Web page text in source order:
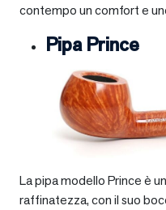
contempo un comfort e
Pipa Prince
La pipa modello Prince è
raffinatezza, con il suo